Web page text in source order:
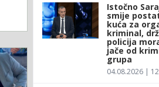
Istočno
smije
kuća za
kriminal,
policija
jače od
grupa
04.08.2026 |